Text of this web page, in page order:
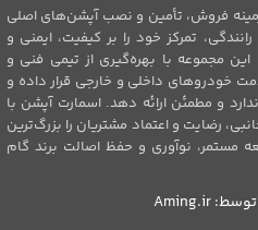
فروش، تأمین و نصب آپشن‌های اصلی
تمرکز خود را بر کیفیت، ایمنی و
مجموعه با بهره‌گیری از تیمی فنی و
خودروهای داخلی و خارجی قرار داده و
و مطمئن ارائه دهد. اسمارت آپشن با
رضایت و اعتماد مشتریان را بزرگ‌ترین
مستمر، نوآوری و حفظ اصالت برند گام
Aming.ir